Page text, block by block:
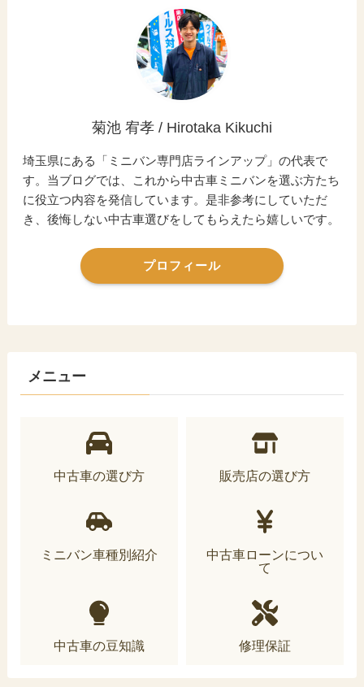
菊池 宥孝 / Hirotaka Kikuchi
埼玉県にある「ミニバン専門店ラインアップ」の代表で
す。当ブログでは、これから中古車ミニバンを選ぶ方たち
に役立つ内容を発信しています。是非参考にしていただ
き、後悔しない中古車選びをしてもらえたら嬉しいです。
プロフィール
メニュー
中古車の選び方 販売店の選び方
ミニバン車種別紹介
中古車ローンについ
て
中古車の豆知識 修理保証